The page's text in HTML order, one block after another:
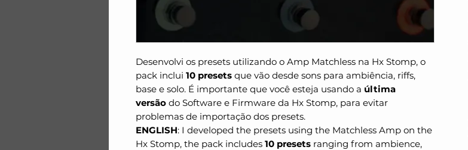
Desenvolvi os presets utilizando o Amp Matchless na Hx Stomp, o
pack inclui 10 presets que vão desde sons para ambiência, riffs,
base e solo. É importante que você esteja usando a última
versão do Software e Firmware da Hx Stomp, para evitar
problemas de importação dos presets.
ENGLISH: I developed the presets using the Matchless Amp on the
Hx Stomp, the pack includes 10 presets ranging from ambience,